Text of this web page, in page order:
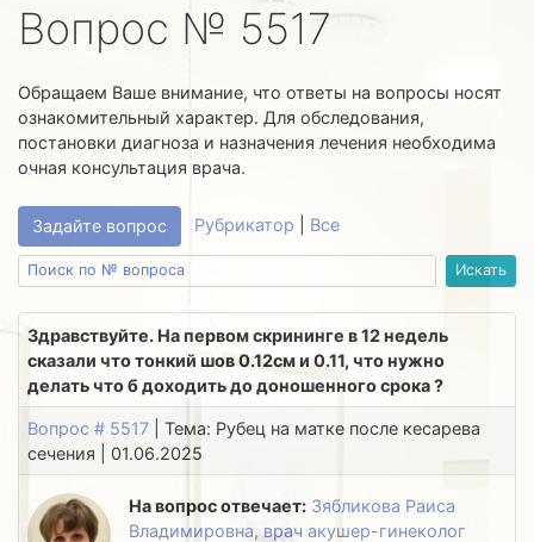
Вопрос № 5517
Обращаем Ваше внимание, что ответы на вопросы носят
ознакомительный характер. Для обследования,
постановки диагноза и назначения лечения необходима
очная консультация врача.
Задайте вопрос Рубрикатор Все
Здравствуйте. На первом скрининге в 12 недель
сказали что тонкий шов 0.12см и 0.11, что нужно
делать что б доходить до доношенного срока ?
Вопрос # 5517 | Тема: Рубец на матке после кесарева
сечения | 01.06.2025
На вопрос отвечает: Зябликова Раиса
Владимировна, врач акушер-гинеколог